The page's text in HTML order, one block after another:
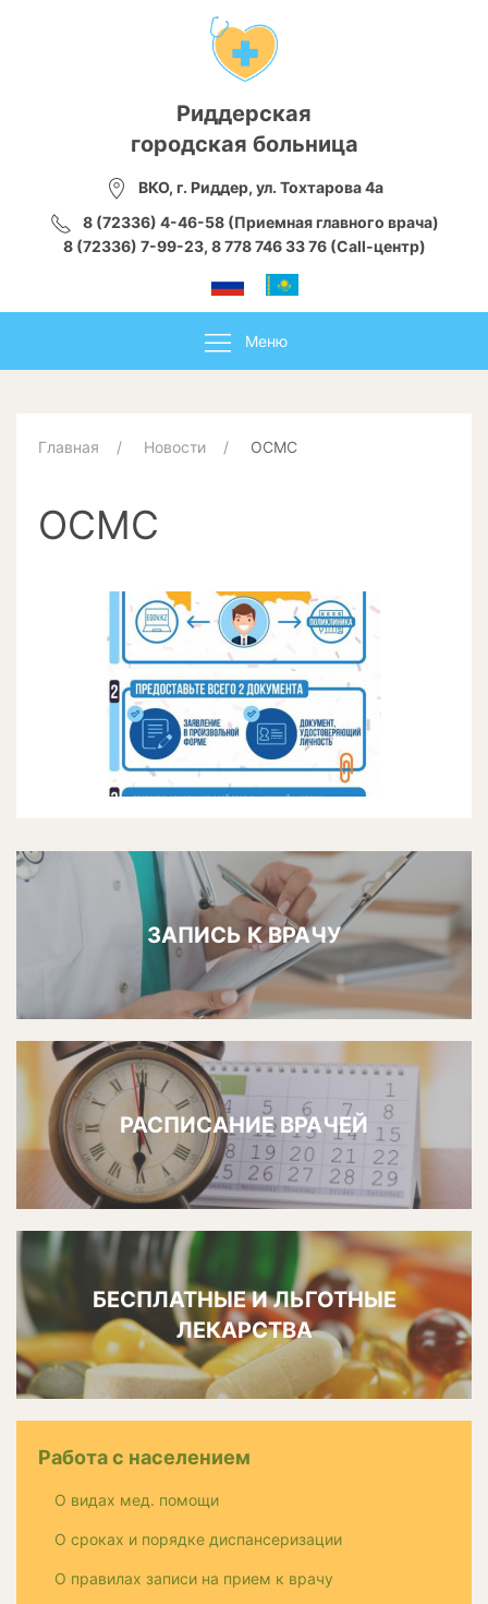
Риддерская
городская больница
ВКО, г. Риддер, ул. Тохтарова 4а
8 (72336) 4-46-58 (Приемная главного врача)
8 (72336) 7-99-23, 8 778 746 33 76 (Call-центр)
Меню
Главная Новости ОСМС
ОСМС
ЗАПИСЬ К ВРАЧУ
РАСПИСАНИЕ ВРАЧЕЙ
БЕСПЛАТНЫЕ И ЛЬГОТНЫЕ
ЛЕКАРСТВА
Работа с населением
О видах мед. помощи
О сроках и порядке диспансеризации
О правилах записи на прием к врачу